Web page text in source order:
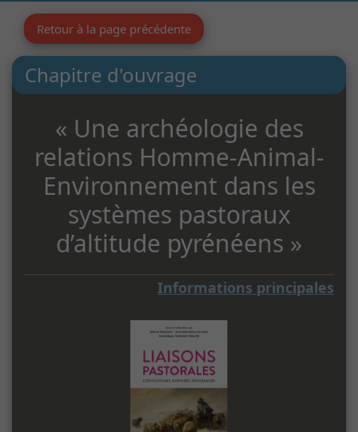
Retour à la page précédente
Chapitre d'ouvrage
« Une archéologie des
relations Homme-Animal-
Environnement dans les
systèmes pastoraux
d’altitude pyrénéens »
Informations principales